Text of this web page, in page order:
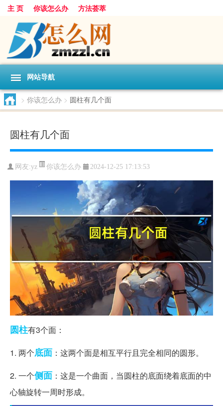
主 页 你该怎么办 方法荟萃
网站导航
> 你该怎么办 > 圆柱有几个面
圆柱有几个面
网友:yz 你该怎么办 2024-12-25 17:13:53
圆柱有3个面：
1. 两个底面 ：这两个面是相互平行且完全相同的圆形。
2. 一个侧面 ：这是一个曲面，当圆柱的底面绕着底面的中
心轴旋转一周时形成。